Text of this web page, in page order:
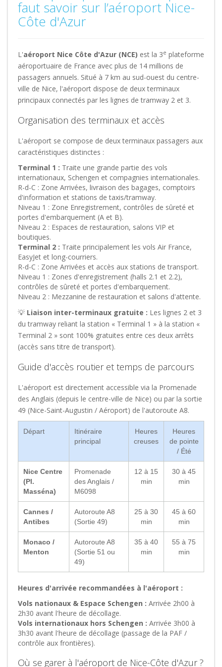
faut savoir sur l’aéroport Nice-
Côte d'Azur
L'aéroport Nice Côte d'Azur (NCE) est la 3e plateforme
aéroportuaire de France avec plus de 14 millions de
passagers annuels. Situé à 7 km au sud-ouest du centre-
ville de Nice, l'aéroport dispose de deux terminaux
principaux connectés par les lignes de tramway 2 et 3.
Organisation des terminaux et accès
L'aéroport se compose de deux terminaux passagers aux
caractéristiques distinctes :
Terminal 1 : Traite une grande partie des vols
internationaux, Schengen et compagnies internationales.
R-d-C : Zone Arrivées, livraison des bagages, comptoirs
d'information et stations de taxis/tramway.
Niveau 1 : Zone Enregistrement, contrôles de sûreté et
portes d'embarquement (A et B).
Niveau 2 : Espaces de restauration, salons VIP et
boutiques.
Terminal 2 : Traite principalement les vols Air France,
EasyJet et long-courriers.
R-d-C : Zone Arrivées et accès aux stations de transport.
Niveau 1 : Zones d'enregistrement (halls 2.1 et 2.2),
contrôles de sûreté et portes d'embarquement.
Niveau 2 : Mezzanine de restauration et salons d'attente.
💡 Liaison inter-terminaux gratuite : Les lignes 2 et 3
du tramway reliant la station « Terminal 1 » à la station «
Terminal 2 » sont 100% gratuites entre ces deux arrêts
(accès sans titre de transport).
Guide d'accès routier et temps de parcours
L'aéroport est directement accessible via la Promenade
des Anglais (depuis le centre-ville de Nice) ou par la sortie
49 (Nice-Saint-Augustin / Aéroport) de l'autoroute A8.
Départ
Itinéraire
principal
Heures
creuses
Heures
de pointe
/ Été
Nice Centre
(Pl.
Masséna)
Promenade
des Anglais /
M6098
12 à 15
min
30 à 45
min
Cannes /
Antibes
Autoroute A8
(Sortie 49)
25 à 30
min
45 à 60
min
Monaco /
Menton
Autoroute A8
(Sortie 51 ou
49)
35 à 40
min
55 à 75
min
Heures d'arrivée recommandées à l'aéroport :
Vols nationaux & Espace Schengen : Arrivée 2h00 à
2h30 avant l'heure de décollage.
Vols internationaux hors Schengen : Arrivée 3h00 à
3h30 avant l'heure de décollage (passage de la PAF /
contrôle aux frontières).
Où se garer à l'aéroport de Nice-Côte d'Azur ?